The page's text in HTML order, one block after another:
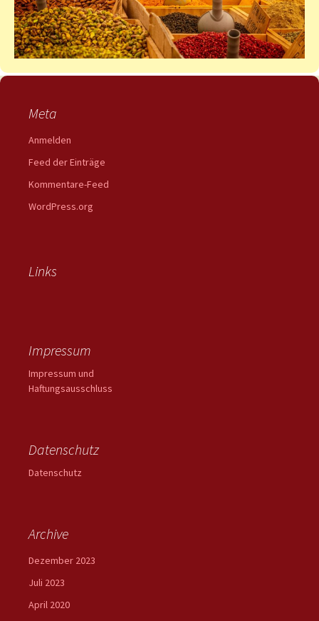
Meta
Anmelden
Feed der Einträge
Kommentare-Feed
WordPress.org
Links
Impressum
Impressum und
Haftungsausschluss
Datenschutz
Datenschutz
Archive
Dezember 2023
Juli 2023
April 2020